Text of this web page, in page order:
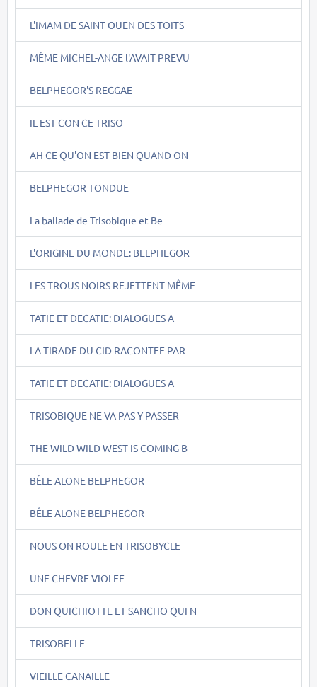
L'IMAM DE SAINT OUEN DES TOITS
MÊME MICHEL-ANGE l'AVAIT PREVU
BELPHEGOR'S REGGAE
IL EST CON CE TRISO
AH CE QU'ON EST BIEN QUAND ON
BELPHEGOR TONDUE
La ballade de Trisobique et Be
L'ORIGINE DU MONDE: BELPHEGOR
LES TROUS NOIRS REJETTENT MÊME
TATIE ET DECATIE: DIALOGUES A
LA TIRADE DU CID RACONTEE PAR
TATIE ET DECATIE: DIALOGUES A
TRISOBIQUE NE VA PAS Y PASSER
THE WILD WILD WEST IS COMING B
BÊLE ALONE BELPHEGOR
BÊLE ALONE BELPHEGOR
NOUS ON ROULE EN TRISOBYCLE
UNE CHEVRE VIOLEE
DON QUICHIOTTE ET SANCHO QUI N
TRISOBELLE
VIEILLE CANAILLE